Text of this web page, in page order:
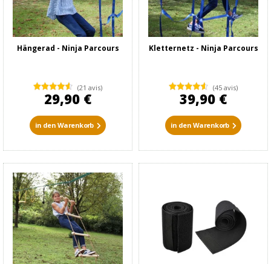
Hängerad - Ninja Parcours
(21 avis)
29,90 €
in den Warenkorb
Kletternetz - Ninja Parcours
(45 avis)
39,90 €
in den Warenkorb